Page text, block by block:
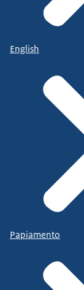
English
Papiamento